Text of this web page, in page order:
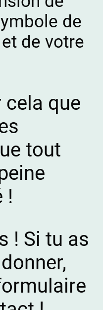
de
de votre
cela que
tout
!
! Si tu as